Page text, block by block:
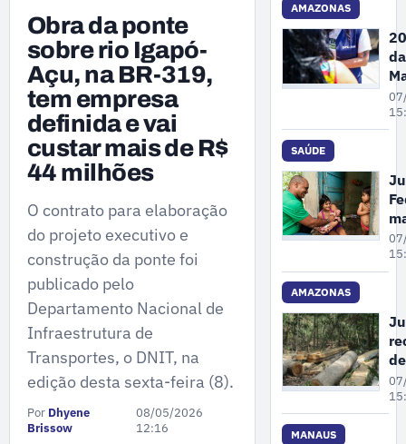
Obra da ponte
sobre rio Igapó-
Açu, na BR-319,
tem empresa
definida e vai
custar mais de R$
44 milhões
O contrato para elaboração
do projeto executivo e
construção da ponte foi
publicado pelo
Departamento Nacional de
Infraestrutura de
Transportes, o DNIT, na
edição desta sexta-feira (8).
Por Dhyene
Brissow
08/05/2026
12:16
AMAZONAS
de
SAÚDE
à
AMAZONAS
MANAUS